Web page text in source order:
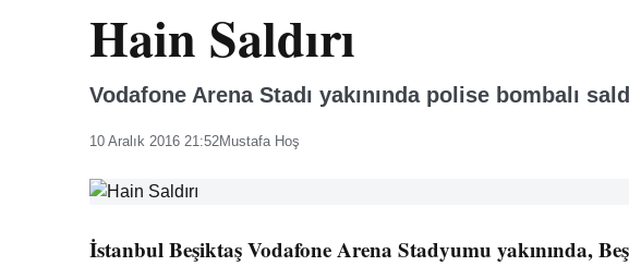
Hain Saldırı
Vodafone Arena Stadı yakınında polise bombalı
10 Aralık 2016 21:52Mustafa Hoş
İstanbul Beşiktaş Vodafone Arena Stadyumu yakınında,